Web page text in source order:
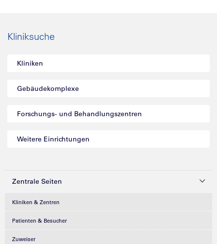
Kliniksuche
Kliniken
Gebäudekomplexe
Forschungs- und Behandlungszentren
Weitere Einrichtungen
Zentrale Seiten
Kliniken & Zentren
Patienten & Besucher
Zuweiser